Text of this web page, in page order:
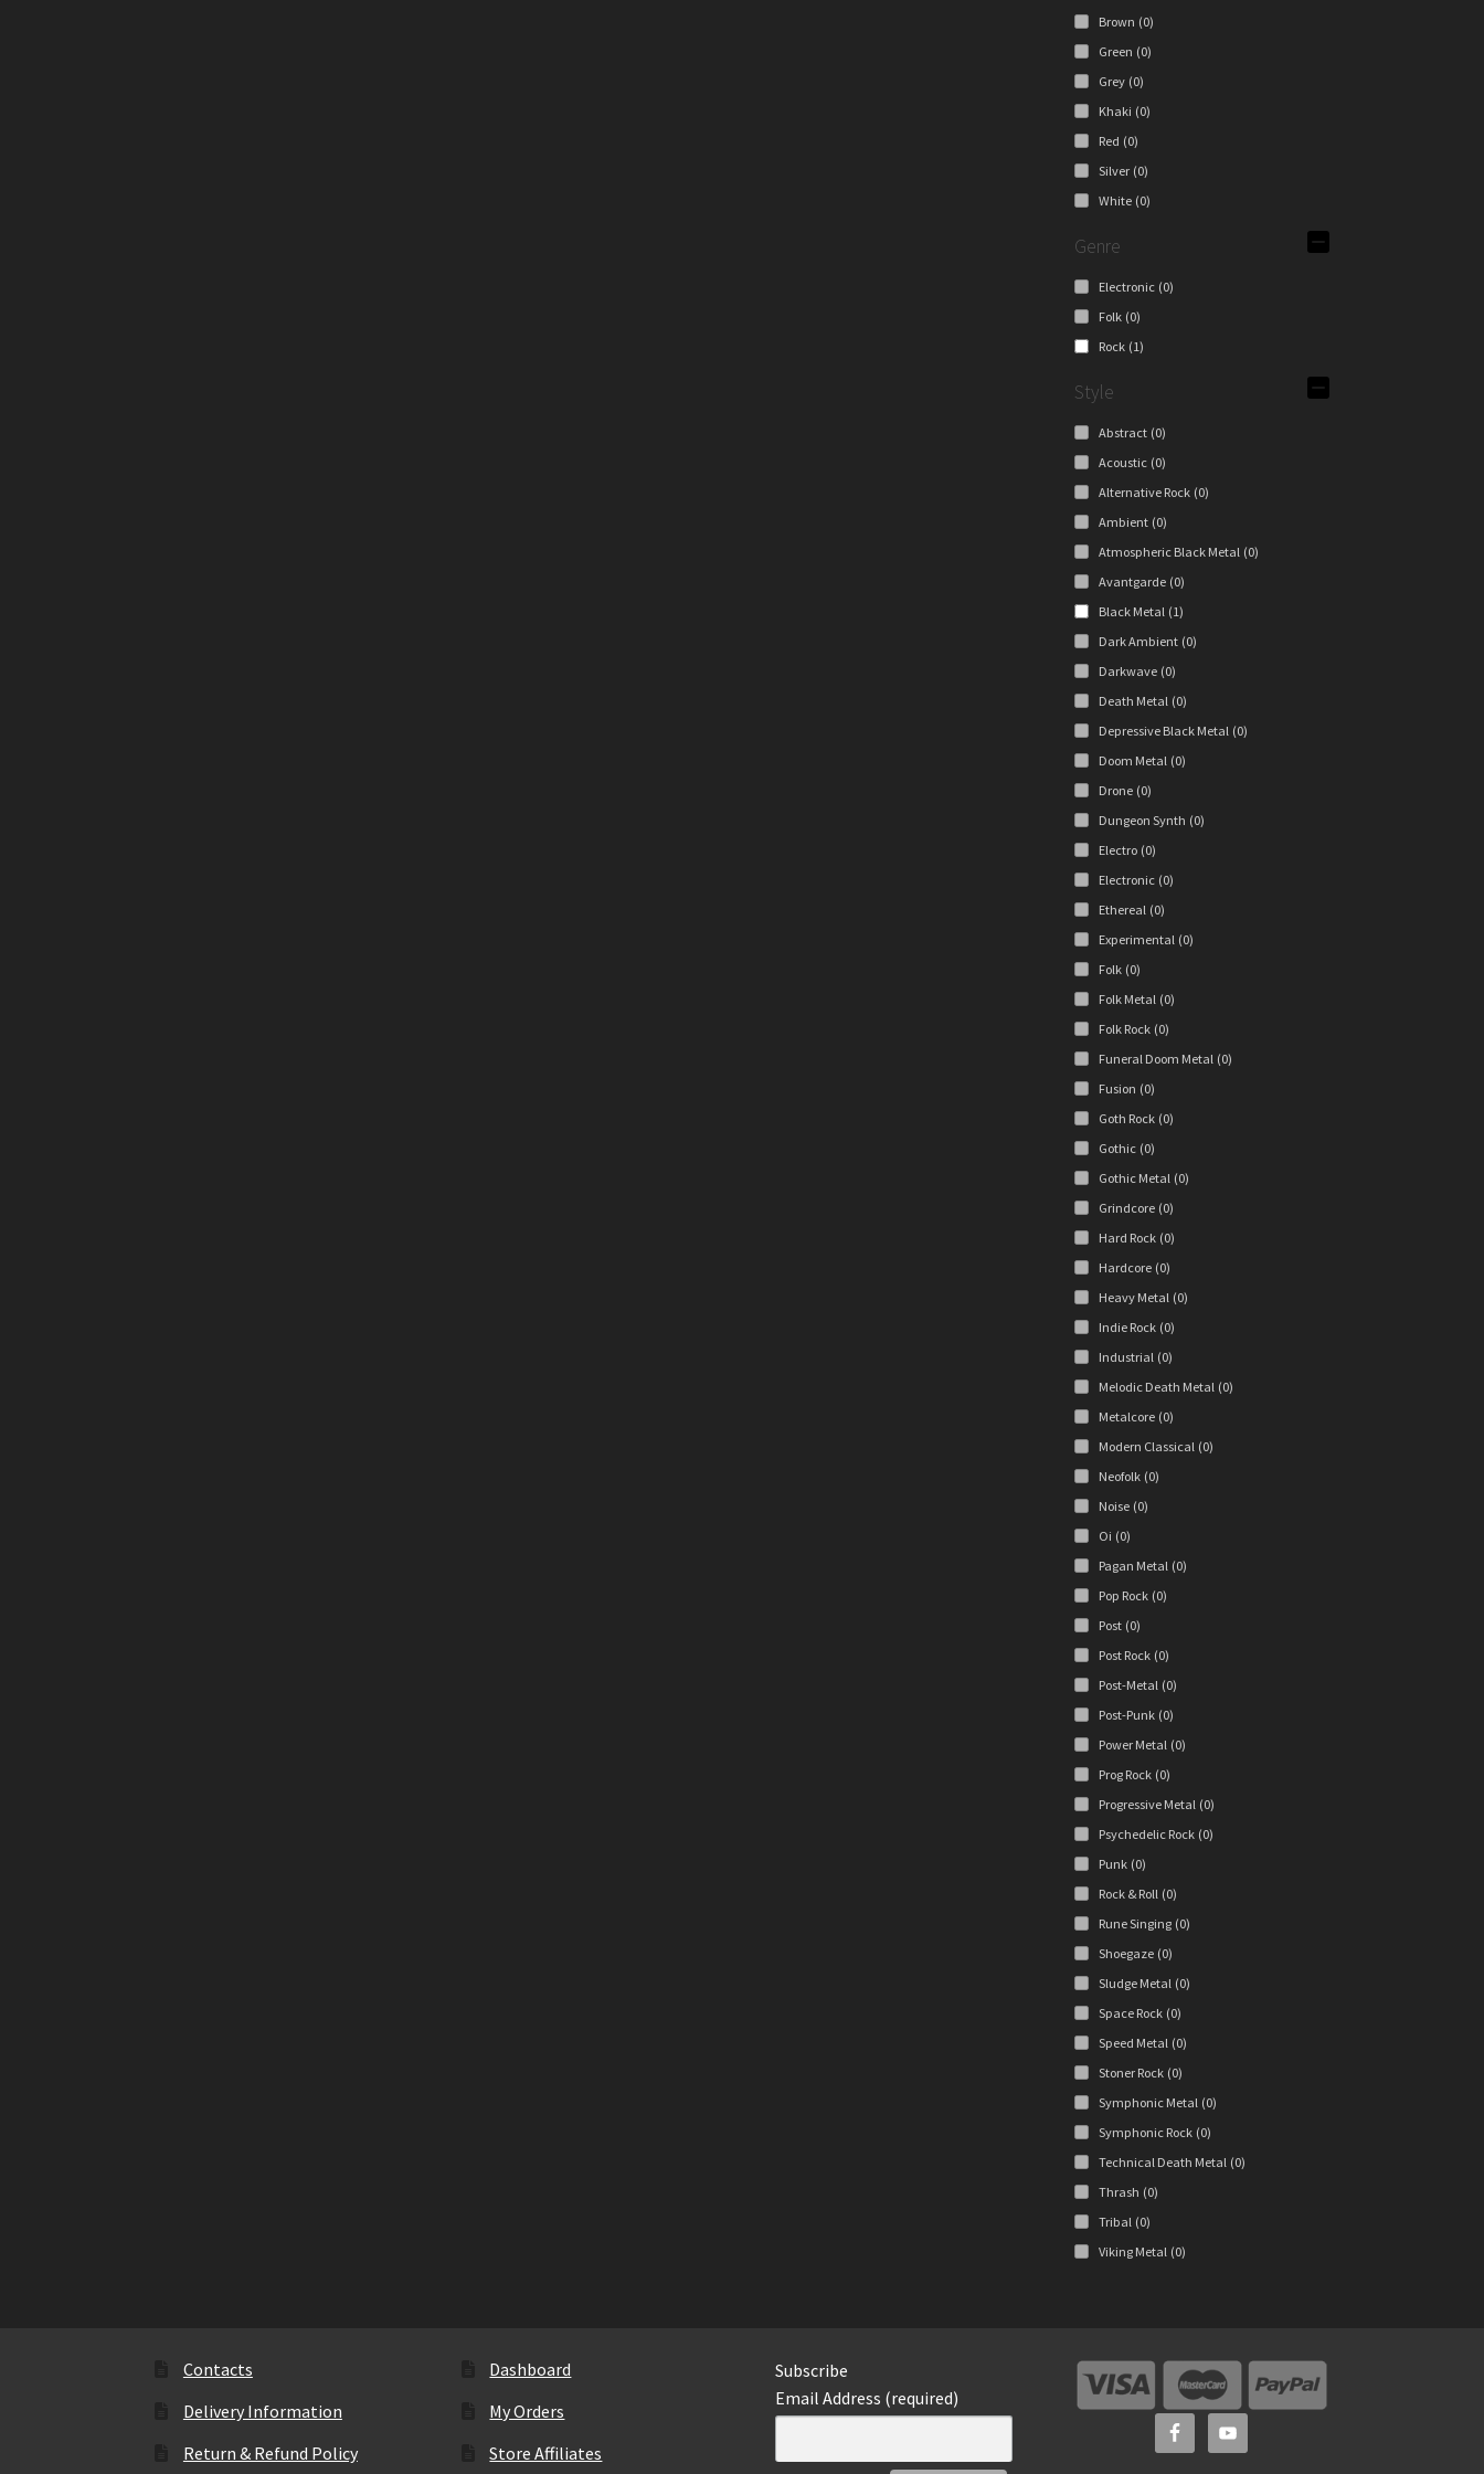
Brown (0)
Green (0)
Grey (0)
Khaki (0)
Red (0)
Silver (0)
White (0)
Genre
Electronic (0)
Folk (0)
Rock (1)
Style
Abstract (0)
Acoustic (0)
Alternative Rock (0)
Ambient (0)
Atmospheric Black Metal (0)
Avantgarde (0)
Black Metal (1)
Dark Ambient (0)
Darkwave (0)
Death Metal (0)
Depressive Black Metal (0)
Doom Metal (0)
Drone (0)
Dungeon Synth (0)
Electro (0)
Electronic (0)
Ethereal (0)
Experimental (0)
Folk (0)
Folk Metal (0)
Folk Rock (0)
Funeral Doom Metal (0)
Fusion (0)
Goth Rock (0)
Gothic (0)
Gothic Metal (0)
Grindcore (0)
Hard Rock (0)
Hardcore (0)
Heavy Metal (0)
Indie Rock (0)
Industrial (0)
Melodic Death Metal (0)
Metalcore (0)
Modern Classical (0)
Neofolk (0)
Noise (0)
Oi (0)
Pagan Metal (0)
Pop Rock (0)
Post (0)
Post Rock (0)
Post-Metal (0)
Post-Punk (0)
Power Metal (0)
Prog Rock (0)
Progressive Metal (0)
Psychedelic Rock (0)
Punk (0)
Rock & Roll (0)
Rune Singing (0)
Shoegaze (0)
Sludge Metal (0)
Space Rock (0)
Speed Metal (0)
Stoner Rock (0)
Symphonic Metal (0)
Symphonic Rock (0)
Technical Death Metal (0)
Thrash (0)
Tribal (0)
Viking Metal (0)
Contacts
Delivery Information
Return & Refund Policy
Dashboard
My Orders
Store Affiliates
Subscribe
Email Address (required)